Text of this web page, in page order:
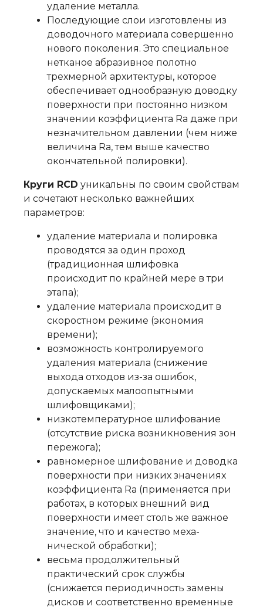
удаление металла.
Последующие слои изготовлены из
доводочного материала совершенно
нового поколения. Это специальное
нетканое абразивное полотно
трехмерной архитектуры, которое
обеспечивает однообразную доводку
поверхности при постоянно низком
значении коэффициента Ra даже при
незначительном давлении (чем ниже
величина Ra, тем выше качество
окончательной полировки).
Круги RCD уникальны по своим свойствам
и сочетают несколько важнейших
параметров:
удаление материала и полировка
проводятся за один проход
(традиционная шлифовка
происходит по крайней мере в три
этапа);
удаление материала происходит в
скоростном режиме (экономия
времени);
возможность контролируемого
удаления материала (снижение
выхода отходов из-за ошибок,
допускаемых малоопытными
шлифовщиками);
низкотемпературное шлифование
(отсутствие риска возникновения зон
пережога);
равномерное шлифование и доводка
поверхности при низких значениях
коэффициента Ra (применяется при
работах, в которых внешний вид
поверхности имеет столь же важное
значение, что и качество меха-
нической обработки);
весьма продолжительный
практический срок службы
(снижается периодичность замены
дисков и соответственно временные